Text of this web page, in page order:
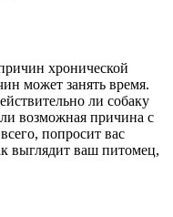
хронической
может занять время.
ли собаку
ли возможная причина с
попросит вас
выглядит ваш питомец,